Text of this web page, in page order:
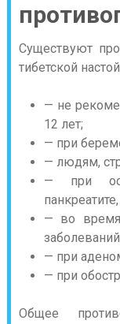
Существуют
тибетской
— не
12 лет;
— при
— людям,
— при
— во время
— при
— при
Общее